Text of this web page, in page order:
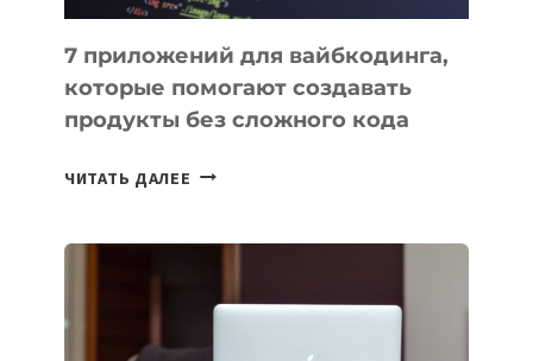
7 приложений для вайбкодинга,
которые помогают создавать
продукты без сложного кода
ЧИТАТЬ ДАЛЕЕ
ПОМОГАЮТ
СОЗДАВАТЬ